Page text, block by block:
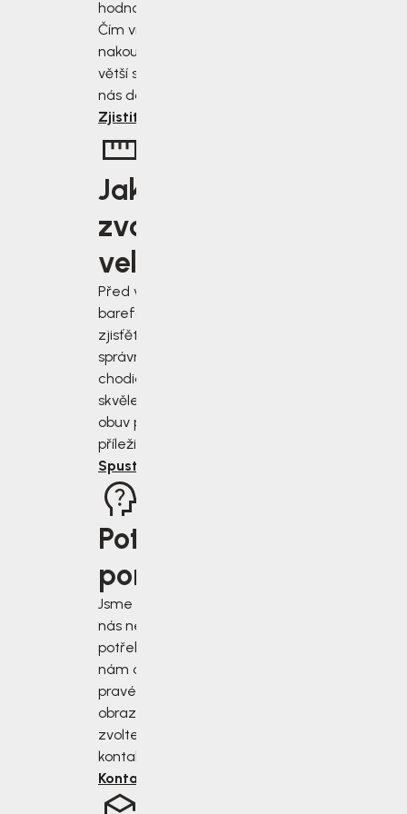
hodnoty nákupu.
Čím více
nakoupíte, tím
větší slevu od
nás dostanete.
Zjistit více
Jakou
zvolit
velikost?
Před výběrem
barefoot bot
zjisťěte jak
správně změřit
chodidla a vybrat
skvěle padnoucí
obuv pro každou
příležitost.
Spustit rádce
Potřebujete
poradit?
Jsme tu pro vás, když
nás nejvíce
potřebujete. Napište
nám do chatu v
pravém dolním rohu
obrazovky, nebo
zvolte jiný druh
kontaktu.
Kontaktujte nás